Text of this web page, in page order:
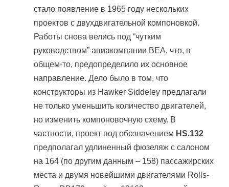
стало появление в 1965 году нескольких
проектов с двухдвигательной компоновкой.
Работы снова велись под “чутким
руководством” авиакомпании BEA, что, в
общем-то, предопределило их основное
направление. Дело было в том, что
конструкторы из Hawker Siddeley предлагали
не только уменьшить количество двигателей,
но изменить компоновочную схему. В
частности, проект под обозначением HS.132
предполагал удлиненный фюзеляж с салоном
на 164 (по другим данным – 158) пассажирских
места и двумя новейшими двигателями Rolls-